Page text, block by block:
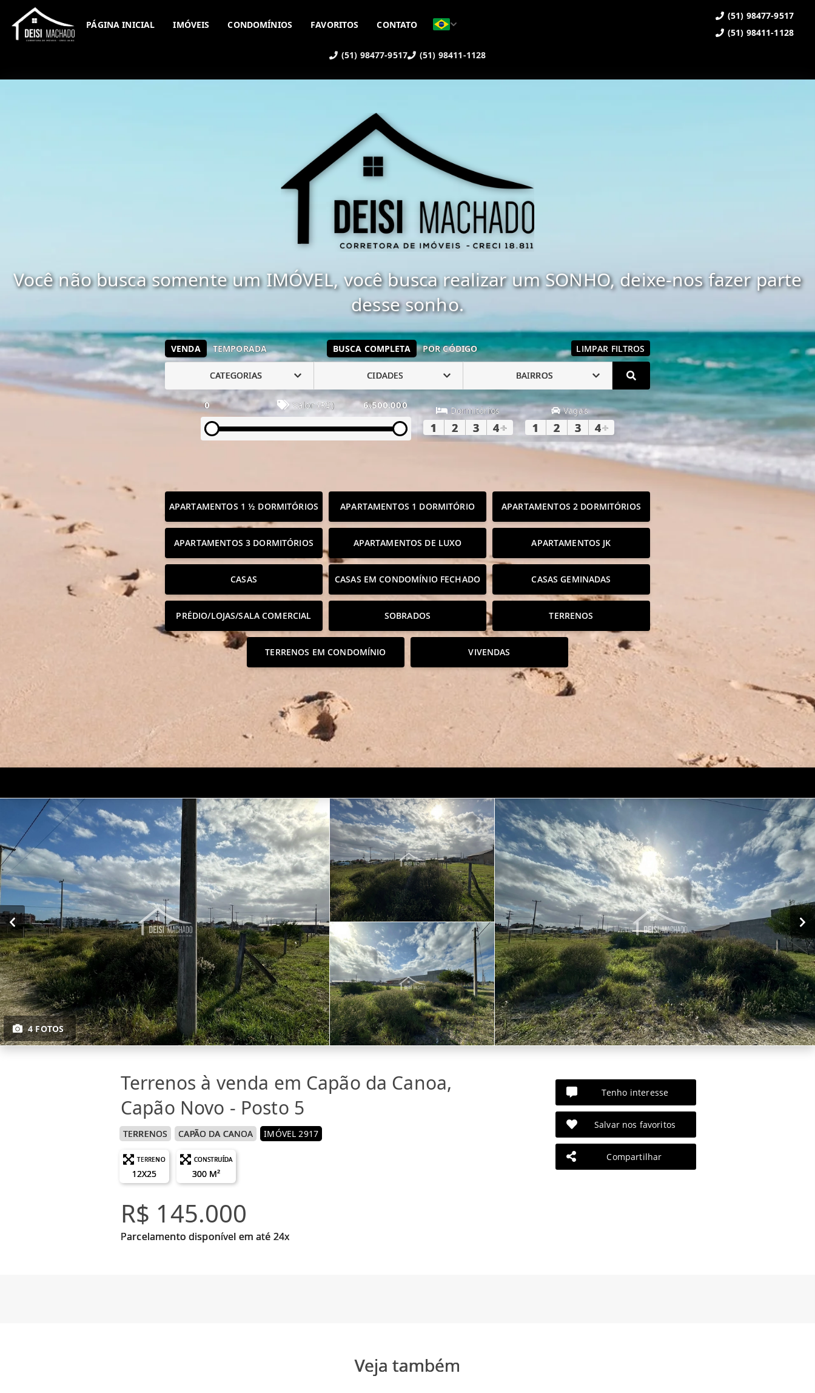
(51) 98477-9517 (51) 98411-1128
PÁGINA INICIAL IMÓVEIS CONDOMÍNIOS FAVORITOS CONTATO
(51) 98477-9517
(51) 98411-1128
Você não busca somente um IMÓVEL, você busca realizar um SONHO, deixe-nos fazer parte
desse sonho.
VENDA TEMPORADA BUSCA COMPLETA POR CÓDIGO LIMPAR FILTROS
CATEGORIAS CIDADES BAIRROS
0 Valor (R$) 6.500.000 Dormitórios
1 2 3 4+
Vagas
1 2 3 4+
APARTAMENTOS 1 ½ DORMITÓRIOS APARTAMENTOS 1 DORMITÓRIO APARTAMENTOS 2 DORMITÓRIOS
APARTAMENTOS 3 DORMITÓRIOS APARTAMENTOS DE LUXO APARTAMENTOS JK
CASAS CASAS EM CONDOMÍNIO FECHADO CASAS GEMINADAS
PRÉDIO/LOJAS/SALA COMERCIAL SOBRADOS TERRENOS
TERRENOS EM CONDOMÍNIO VIVENDAS
4 FOTOS
Terrenos à venda em Capão da Canoa,
Capão Novo - Posto 5
TERRENOS CAPÃO DA CANOA IMÓVEL 2917
TERRENO
12X25
CONSTRUÍDA
300 M²
R$ 145.000
Parcelamento disponível em até 24x
Tenho interesse
Salvar nos favoritos
Compartilhar
Veja também